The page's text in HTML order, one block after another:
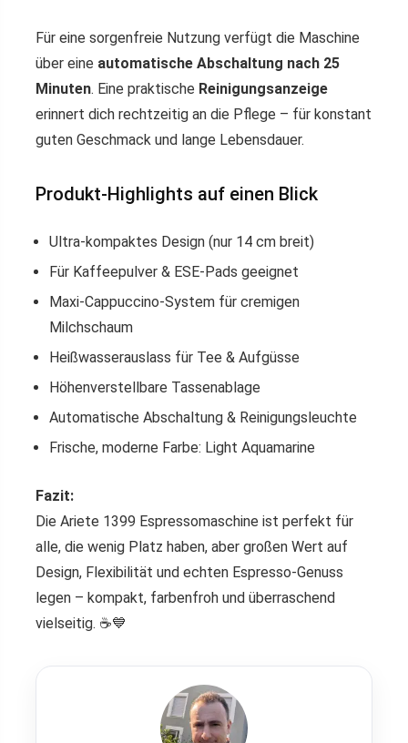
Für eine sorgenfreie Nutzung verfügt die Maschine
über eine automatische Abschaltung nach 25
Minuten. Eine praktische Reinigungsanzeige
erinnert dich rechtzeitig an die Pflege – für konstant
guten Geschmack und lange Lebensdauer.
Produkt-Highlights auf einen Blick
Ultra-kompaktes Design (nur 14 cm breit)
Für Kaffeepulver & ESE-Pads geeignet
Maxi-Cappuccino-System für cremigen
Milchschaum
Heißwasserauslass für Tee & Aufgüsse
Höhenverstellbare Tassenablage
Automatische Abschaltung & Reinigungsleuchte
Frische, moderne Farbe: Light Aquamarine
Fazit:
Die Ariete 1399 Espressomaschine ist perfekt für
alle, die wenig Platz haben, aber großen Wert auf
Design, Flexibilität und echten Espresso-Genuss
legen – kompakt, farbenfroh und überraschend
vielseitig. ☕💙